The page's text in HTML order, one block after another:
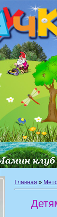
Главная »